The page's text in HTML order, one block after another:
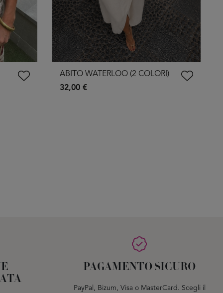
ABITO WATERLOO (2 COLORI)
32,00 €
PAGAMENTO SICURO
PayPal, Bizum, Visa o MasterCard. Scegli il